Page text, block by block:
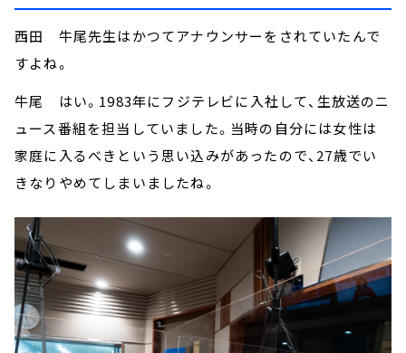
西田 牛尾先生はかつてアナウンサーをされていたんで
すよね。
牛尾 はい。1983年にフジテレビに入社して、生放送のニ
ュース番組を担当していました。当時の自分には女性は
家庭に入るべきという思い込みがあったので、27歳でい
きなりやめてしまいましたね。